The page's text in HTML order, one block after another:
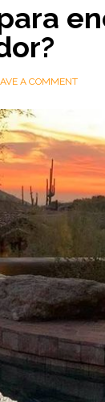
A COMMENT